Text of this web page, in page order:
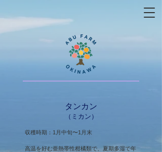
タンカン
（ミカン）
収穫時期： 1 月中旬〜1月末
高温を好む亜熱帯性柑橘類で、夏期多湿で年